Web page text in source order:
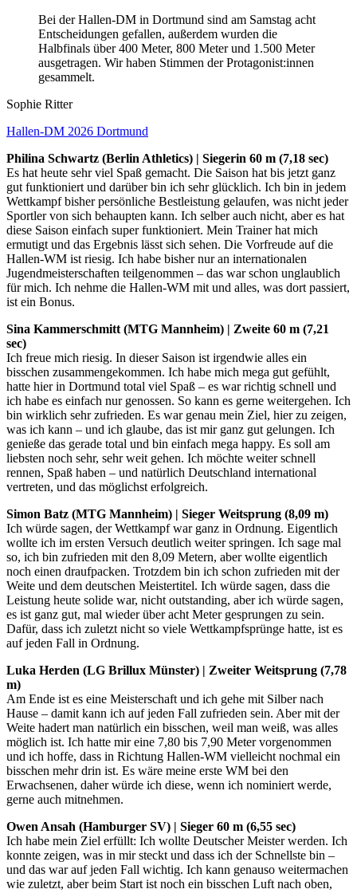
Bei der Hallen-DM in Dortmund sind am Samstag acht
Entscheidungen gefallen, außerdem wurden die
Halbfinals über 400 Meter, 800 Meter und 1.500 Meter
ausgetragen. Wir haben Stimmen der Protagonist:innen
gesammelt.
Sophie Ritter
Hallen-DM 2026 Dortmund
Philina Schwartz (Berlin Athletics) | Siegerin 60 m (7,18 sec)
Es hat heute sehr viel Spaß gemacht. Die Saison hat bis jetzt ganz
gut funktioniert und darüber bin ich sehr glücklich. Ich bin in jedem
Wettkampf bisher persönliche Bestleistung gelaufen, was nicht jeder
Sportler von sich behaupten kann. Ich selber auch nicht, aber es hat
diese Saison einfach super funktioniert. Mein Trainer hat mich
ermutigt und das Ergebnis lässt sich sehen. Die Vorfreude auf die
Hallen-WM ist riesig. Ich habe bisher nur an internationalen
Jugendmeisterschaften teilgenommen – das war schon unglaublich
für mich. Ich nehme die Hallen-WM mit und alles, was dort passiert,
ist ein Bonus.
Sina Kammerschmitt (MTG Mannheim) | Zweite 60 m (7,21
sec)
Ich freue mich riesig. In dieser Saison ist irgendwie alles ein
bisschen zusammengekommen. Ich habe mich mega gut gefühlt,
hatte hier in Dortmund total viel Spaß – es war richtig schnell und
ich habe es einfach nur genossen. So kann es gerne weitergehen. Ich
bin wirklich sehr zufrieden. Es war genau mein Ziel, hier zu zeigen,
was ich kann – und ich glaube, das ist mir ganz gut gelungen. Ich
genieße das gerade total und bin einfach mega happy. Es soll am
liebsten noch sehr, sehr weit gehen. Ich möchte weiter schnell
rennen, Spaß haben – und natürlich Deutschland international
vertreten, und das möglichst erfolgreich.
Simon Batz (MTG Mannheim) | Sieger Weitsprung (8,09 m)
Ich würde sagen, der Wettkampf war ganz in Ordnung. Eigentlich
wollte ich im ersten Versuch deutlich weiter springen. Ich sage mal
so, ich bin zufrieden mit den 8,09 Metern, aber wollte eigentlich
noch einen draufpacken. Trotzdem bin ich schon zufrieden mit der
Weite und dem deutschen Meistertitel. Ich würde sagen, dass die
Leistung heute solide war, nicht outstanding, aber ich würde sagen,
es ist ganz gut, mal wieder über acht Meter gesprungen zu sein.
Dafür, dass ich zuletzt nicht so viele Wettkampfsprünge hatte, ist es
auf jeden Fall in Ordnung.
Luka Herden (LG Brillux Münster) | Zweiter Weitsprung (7,78
m)
Am Ende ist es eine Meisterschaft und ich gehe mit Silber nach
Hause – damit kann ich auf jeden Fall zufrieden sein. Aber mit der
Weite hadert man natürlich ein bisschen, weil man weiß, was alles
möglich ist. Ich hatte mir eine 7,80 bis 7,90 Meter vorgenommen
und ich hoffe, dass in Richtung Hallen-WM vielleicht nochmal ein
bisschen mehr drin ist. Es wäre meine erste WM bei den
Erwachsenen, daher würde ich diese, wenn ich nominiert werde,
gerne auch mitnehmen.
Owen Ansah (Hamburger SV) | Sieger 60 m (6,55 sec)
Ich habe mein Ziel erfüllt: Ich wollte Deutscher Meister werden. Ich
konnte zeigen, was in mir steckt und dass ich der Schnellste bin –
und das war auf jeden Fall wichtig. Ich kann genauso weitermachen
wie zuletzt, aber beim Start ist noch ein bisschen Luft nach oben,